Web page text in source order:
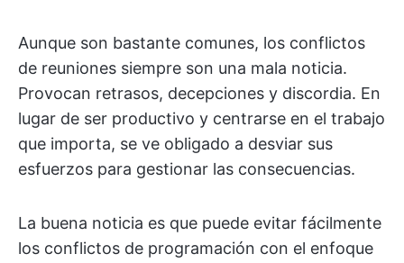
Aunque son bastante comunes, los conflictos
de reuniones siempre son una mala noticia.
Provocan retrasos, decepciones y discordia. En
lugar de ser productivo y centrarse en el trabajo
que importa, se ve obligado a desviar sus
esfuerzos para gestionar las consecuencias.
La buena noticia es que puede evitar fácilmente
los conflictos de programación con el enfoque